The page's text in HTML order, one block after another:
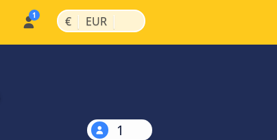
€ | EUR |
1